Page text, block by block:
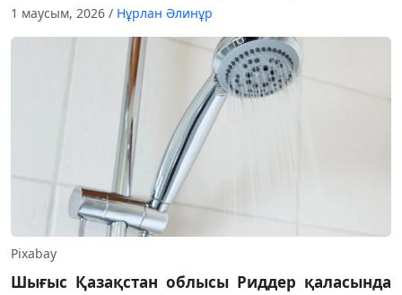
1 маусым, 2026 / Нұрлан Әлинұр
Pixabay
Шығыс Қазақстан облысы Риддер қаласында